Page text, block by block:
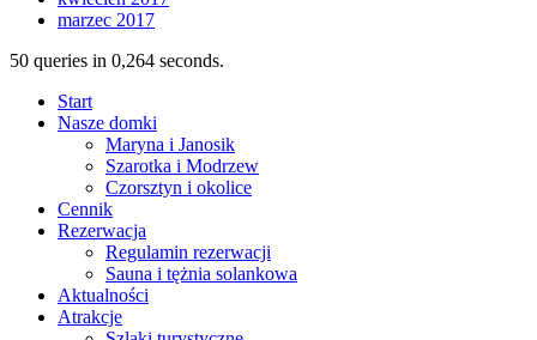
marzec 2017
50 queries in 0,264 seconds.
Start
Nasze domki
Maryna i Janosik
Szarotka i Modrzew
Czorsztyn i okolice
Cennik
Rezerwacja
Regulamin rezerwacji
Sauna i tężnia solankowa
Aktualności
Atrakcje